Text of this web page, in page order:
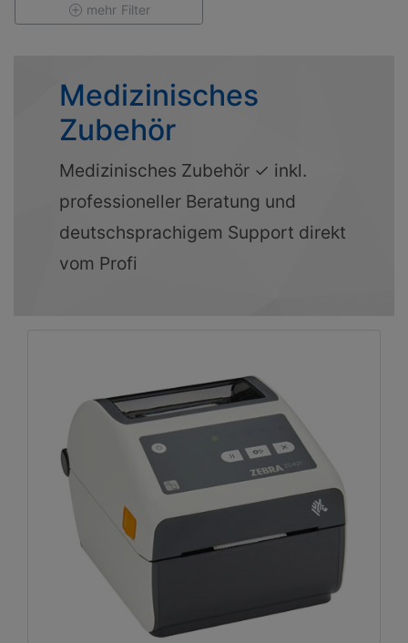
mehr Filter
Medizinisches
Zubehör
Medizinisches Zubehör ✓ inkl.
professioneller Beratung und
deutschsprachigem Support direkt
vom Profi